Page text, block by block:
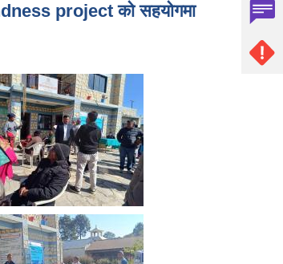
project को सहयोगमा